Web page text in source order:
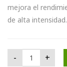
mejora el
de alta intensidad.
-
CREATINA
+